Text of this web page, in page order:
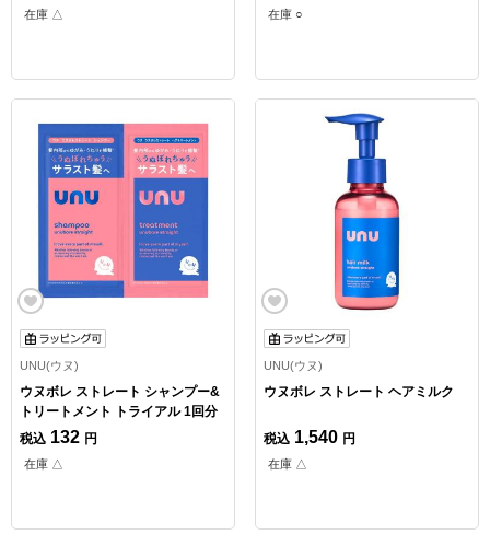
在庫 △ 在庫 ○
UNU(ウヌ)
ウヌボレ ストレート シャンプー&
トリートメント トライアル 1回分
税込 132 円
在庫 △
UNU(ウヌ)
ウヌボレ ストレート ヘアミルク
税込 1,540 円
在庫 △